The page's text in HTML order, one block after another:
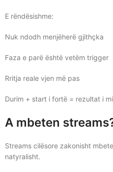
E rëndësishme:
Nuk ndodh menjëherë gjithçka
Faza e parë është vetëm trigger
Rritja reale vjen më pas
Durim + start i fortë = rezultat i
A mbeten
Streams cilësore zakonisht
natyralisht.